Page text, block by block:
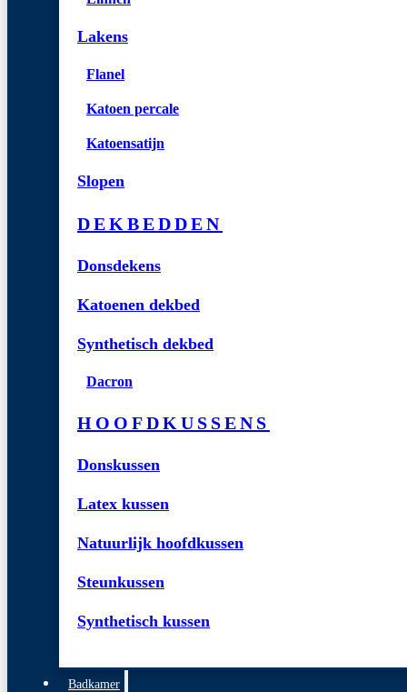
Lakens
Flanel
Katoen percale
Katoensatijn
Slopen
DEKBEDDEN
Donsdekens
Katoenen dekbed
Synthetisch dekbed
Dacron
HOOFDKUSSENS
Donskussen
Latex kussen
Natuurlijk hoofdkussen
Steunkussen
Synthetisch kussen
Badkamer